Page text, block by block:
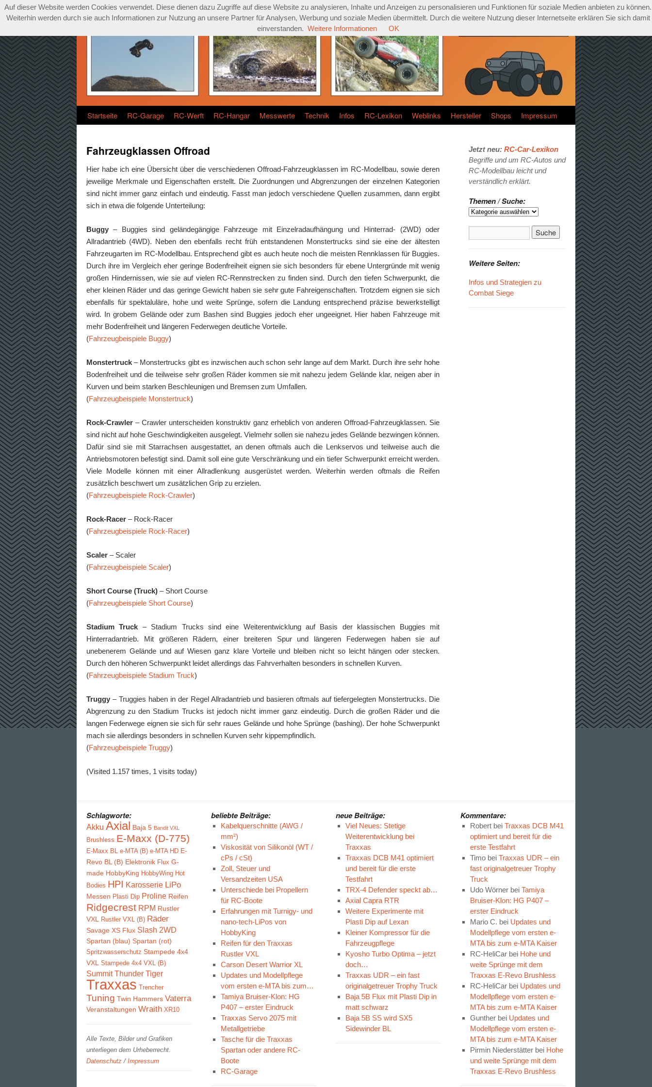
Startseite RC-Garage RC-Werft RC-Hangar Messwerte Technik Infos RC-Lexikon Weblinks Hersteller Shops Impressum
Fahrzeugklassen Offroad
Hier habe ich eine Übersicht über die verschiedenen Offroad-Fahrzeugklassen im RC-Modellbau, sowie deren
jeweilige Merkmale und Eigenschaften erstellt. Die Zuordnungen und Abgrenzungen der einzelnen Kategorien
sind nicht immer ganz einfach und eindeutig. Fasst man jedoch verschiedene Quellen zusammen, dann ergibt
sich in etwa die folgende Unterteilung:
Buggy – Buggies sind geländegängige Fahrzeuge mit Einzelradaufhängung und Hinterrad- (2WD) oder
Allradantrieb (4WD). Neben den ebenfalls recht früh entstandenen Monstertrucks sind sie eine der ältesten
Fahrzeugarten im RC-Modellbau. Entsprechend gibt es auch heute noch die meisten Rennklassen für Buggies.
Durch ihre im Vergleich eher geringe Bodenfreiheit eignen sie sich besonders für ebene Untergründe mit wenig
großen Hindernissen, wie sie auf vielen RC-Rennstrecken zu finden sind. Durch den tiefen Schwerpunkt, die
eher kleinen Räder und das geringe Gewicht haben sie sehr gute Fahreigenschaften. Trotzdem eignen sie sich
ebenfalls für spektaluläre, hohe und weite Sprünge, sofern die Landung entsprechend präzise bewerkstelligt
wird. In grobem Gelände oder zum Bashen sind Buggies jedoch eher ungeeignet. Hier haben Fahrzeuge mit
mehr Bodenfreiheit und längeren Federwegen deutliche Vorteile.
(Fahrzeugbeispiele Buggy)
Monstertruck – Monstertrucks gibt es inzwischen auch schon sehr lange auf dem Markt. Durch ihre sehr hohe
Bodenfreiheit und die teilweise sehr großen Räder kommen sie mit nahezu jedem Gelände klar, neigen aber in
Kurven und beim starken Beschleunigen und Bremsen zum Umfallen.
(Fahrzeugbeispiele Monstertruck)
Rock-Crawler – Crawler unterscheiden konstruktiv ganz erheblich von anderen Offroad-Fahrzeugklassen. Sie
sind nicht auf hohe Geschwindigkeiten ausgelegt. Vielmehr sollen sie nahezu jedes Gelände bezwingen können.
Dafür sind sie mit Starrachsen ausgestattet, an denen oftmals auch die Lenkservos und teilweise auch die
Antriebsmotoren befestigt sind. Damit soll eine gute Verschränkung und ein tiefer Schwerpunkt erreicht werden.
Viele Modelle können mit einer Allradlenkung ausgerüstet werden. Weiterhin werden oftmals die Reifen
zusätzlich beschwert um zusätzlichen Grip zu erzielen.
(Fahrzeugbeispiele Rock-Crawler)
Rock-Racer – Rock-Racer
(Fahrzeugbeispiele Rock-Racer)
Scaler – Scaler
(Fahrzeugbeispiele Scaler)
Short Course (Truck) – Short Course
(Fahrzeugbeispiele Short Course)
Stadium Truck – Stadium Trucks sind eine Weiterentwicklung auf Basis der klassischen Buggies mit
Hinterradantrieb. Mit größeren Rädern, einer breiteren Spur und längeren Federwegen haben sie auf
unebenerem Gelände und auf Wiesen ganz klare Vorteile und bleiben nicht so leicht hängen oder stecken.
Durch den höheren Schwerpunkt leidet allerdings das Fahrverhalten besonders in schnellen Kurven.
(Fahrzeugbeispiele Stadium Truck)
Truggy – Truggies haben in der Regel Allradantrieb und basieren oftmals auf tiefergelegten Monstertrucks. Die
Abgrenzung zu den Stadium Trucks ist jedoch nicht immer ganz eindeutig. Durch die großen Räder und die
langen Federwege eignen sie sich für sehr raues Gelände und hohe Sprünge (bashing). Der hohe Schwerpunkt
mach sie allerdings besonders in schnellen Kurven sehr kippempfindlich.
(Fahrzeugbeispiele Truggy)
(Visited 1.157 times, 1 visits today)
Jetzt neu: RC-Car-Lexikon
Begriffe und um RC-Autos und
RC-Modellbau leicht und
verständlich erklärt.
Themen / Suche:
Weitere Seiten:
Infos und Strategien zu
Combat Siege
Schlagworte:
Akku Axial Baja 5 Bandit VXL
Brushless E-Maxx (D-775)
E-Maxx BL e-MTA (B) e-MTA HD E-
Revo BL (B) Elektronik Flux G-
made HobbyKing HobbyWing Hot
Bodies HPI Karosserie LiPo
Messen Plasti Dip Proline Reifen
Ridgecrest RPM Rustler
VXL
Rustler VXL (B) Räder
Savage XS Flux Slash 2WD
Spartan (blau) Spartan (rot)
Spritzwasserschutz Stampede 4x4
VXL
Stampede 4x4 VXL (B)
Summit Thunder Tiger
Traxxas Trencher
Tuning Twin Hammers Vaterra
Veranstaltungen Wraith XR10
Alle Texte, Bilder und Grafiken
unterliegen dem Urheberrecht.
Datenschutz / Impressum
beliebte Beiträge:
Kabelquerschnitte (AWG /
mm²)
Viskosität von Silikonöl (WT /
cPs / cSt)
Zoll, Steuer und
Versandzeiten USA
Unterschiede bei Propellern
für RC-Boote
Erfahrungen mit Turnigy- und
nano-tech-LiPos von
HobbyKing
Reifen für den Traxxas
Rustler VXL
Carson Desert Warrior XL
Updates und Modellpflege
vom ersten e-MTA bis zum…
Tamiya Bruiser-Klon: HG
P407 – erster Eindruck
Traxxas Servo 2075 mit
Metallgetriebe
Tasche für die Traxxas
Spartan oder andere RC-
Boote
RC-Garage
neue Beiträge:
Viel Neues: Stetige
Weiterentwicklung bei
Traxxas
Traxxas DCB M41 optimiert
und bereit für die erste
Testfahrt
TRX-4 Defender speckt ab…
Axial Capra RTR
Weitere Experimente mit
Plasti Dip auf Lexan
Kleiner Kompressor für die
Fahrzeugpflege
Kyosho Turbo Optima – jetzt
doch…
Traxxas UDR – ein fast
originalgetreuer Trophy Truck
Baja 5B Flux mit Plasti Dip in
matt schwarz
Baja 5B SS wird SX5
Sidewinder BL
Kommentare:
Robertbei Traxxas DCB M41
optimiert und bereit für die
erste Testfahrt
Timobei Traxxas UDR – ein
fast originalgetreuer Trophy
Truck
Udo Wörnerbei Tamiya
Bruiser-Klon: HG P407 –
erster Eindruck
Mario C. bei Updates und
Modellpflege vom ersten e-
MTA bis zum e-MTA Kaiser
RC-HeliCarbei Hohe und
weite Sprünge mit dem
Traxxas E-Revo Brushless
RC-HeliCarbei Updates und
Modellpflege vom ersten e-
MTA bis zum e-MTA Kaiser
Guntherbei Updates und
Modellpflege vom ersten e-
MTA bis zum e-MTA Kaiser
Pirmin Niederstätterbei Hohe
und weite Sprünge mit dem
Traxxas E-Revo Brushless
Auf dieser Website werden Cookies verwendet. Diese dienen dazu Zugriffe auf diese Website zu analysieren, Inhalte und Anzeigen zu personalisieren und Funktionen für soziale Medien anbieten zu können.
Weiterhin werden durch sie auch Informationen zur Nutzung an unsere Partner für Analysen, Werbung und soziale Medien übermittelt. Durch die weitere Nutzung dieser Internetseite erklären Sie sich damit
einverstanden. Weitere Informationen OK